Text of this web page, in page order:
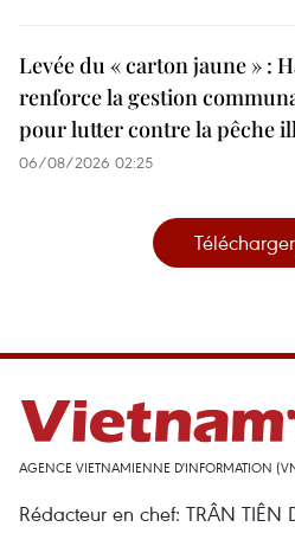
Levée du « carton jaune » :
renforce la gestion
pour lutter contre la pêche
06/08/2026 02:25
AGENCE VIETNAMIENNE D'INFORMATION
Rédacteur en chef: TRÂN TIÊN